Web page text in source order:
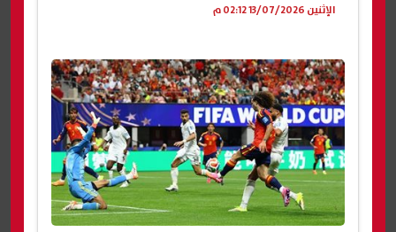
الإثنين 13/07/2026 02:12 م